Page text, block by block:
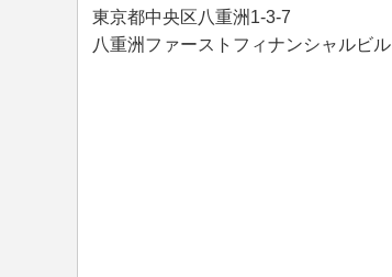
東京都中央区八重洲1-3-7
八重洲ファーストフィナンシャルビル